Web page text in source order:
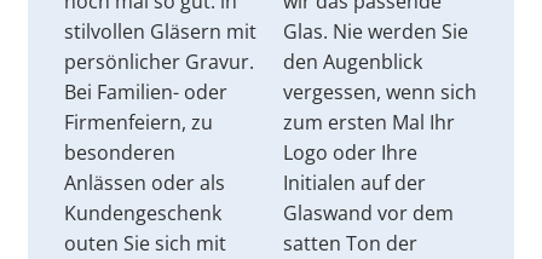
stilvollen Gläsern mit
persönlicher Gravur.
Bei Familien- oder
Firmenfeiern, zu
besonderen
Anlässen oder als
Kundengeschenk
outen Sie sich mit
Glas. Nie werden Sie
den Augenblick
vergessen, wenn sich
zum ersten Mal Ihr
Logo oder Ihre
Initialen auf der
Glaswand vor dem
satten Ton der